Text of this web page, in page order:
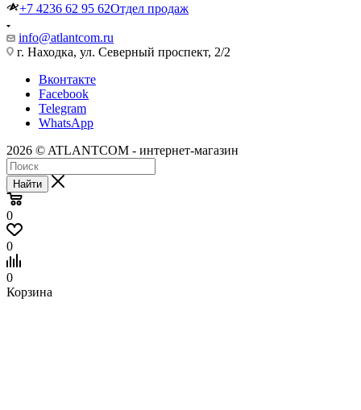
+7 4236 62 95 62Отдел продаж
info@atlantcom.ru
г. Находка, ул. Северный проспект, 2/2
Вконтакте
Facebook
Telegram
WhatsApp
2026 © ATLANTCOM - интернет-магазин
Найти
0
0
0
Корзина